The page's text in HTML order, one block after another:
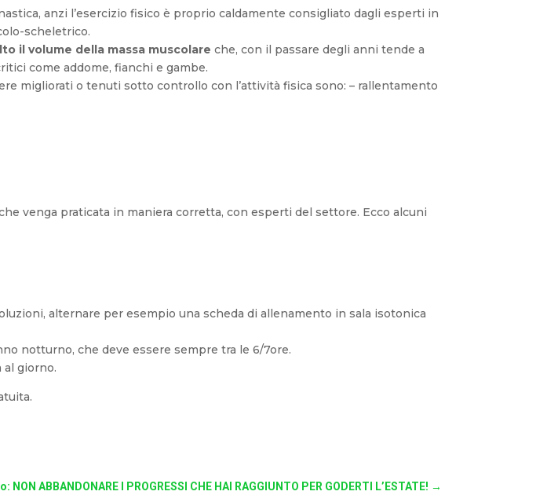
anzi l’esercizio fisico è proprio caldamente consigliato dagli esperti in
scheletrico.
il volume della massa muscolare che, con il passare degli anni tende a
come addome, fianchi e gambe.
migliorati o tenuti sotto controllo con l’attività fisica sono: – rallentamento
venga praticata in maniera corretta, con esperti del settore. Ecco alcuni
alternare per esempio una scheda di allenamento in sala isotonica
notturno, che deve essere sempre tra le 6/7ore.
al giorno.
NON ABBANDONARE I PROGRESSI CHE HAI RAGGIUNTO PER GODERTI L’ESTATE! →